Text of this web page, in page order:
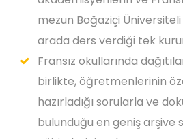
mezun Boğaziçi
arada ders verdiği tek
Fransız okullarında
birlikte, öğretmenlerinin
hazırladığı sorularla ve
bulunduğu en geniş arşive